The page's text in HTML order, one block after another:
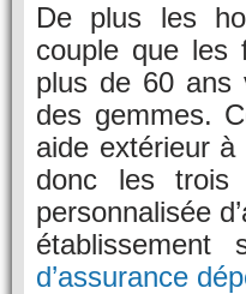
De plus les
couple que les
plus de 60 ans
des gemmes.
aide extérieur
donc les trois
personnalisée
d’assurance